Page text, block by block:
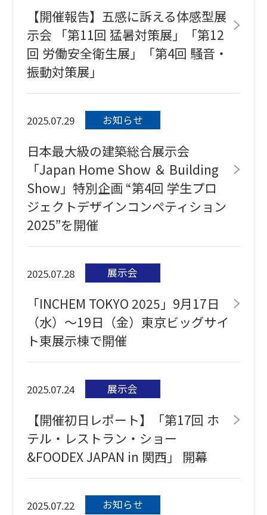
【開催報告】五感に訴える体感型展
示会 「第11回 猛暑対策展」「第12
回 労働安全衛生展」「第4回 騒音・
振動対策展」
2025.07.29 お知らせ
日本最大級の建築総合展示会
「Japan Home Show ＆ Building
Show」特別企画 “第4回 学生プロ
ジェクトデザインコンペティション
2025”を開催
2025.07.28 展示会
「INCHEM TOKYO 2025」9月17日
（水）～19日（金）東京ビッグサイ
ト東展示棟で開催
2025.07.24 展示会
【開催初日レポート】「第17回 ホ
テル・レストラン・ショー
&FOODEX JAPAN in 関西」 開幕
2025.07.22 お知らせ